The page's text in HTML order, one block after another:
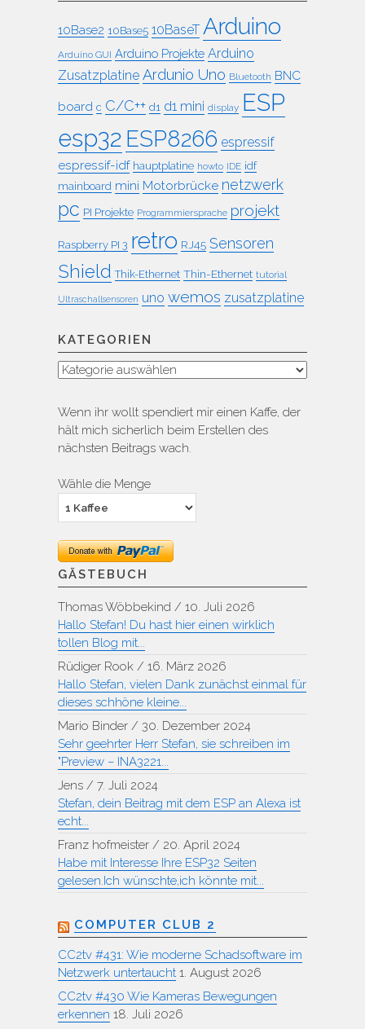
10Base2 10Base5 10BaseT Arduino
Arduino GUI Arduino Projekte Arduino
Zusatzplatine Ardunio Uno Bluetooth BNC
board c C/C++ d1 d1 mini display ESP
esp32 ESP8266 espressif
espressif-idf hauptplatine howto IDE idf
mainboard mini Motorbrücke netzwerk
pc PI Projekte Programmiersprache projekt
Raspberry PI 3 retro RJ45 Sensoren
Shield Thik-Ethernet Thin-Ethernet tutorial
Ultraschallsensoren uno wemos zusatzplatine
KATEGORIEN
Kategorien
Wenn ihr wollt spendiert mir einen Kaffe, der
hält mich sicherlich beim Erstellen des
nächsten Beitrags wach.
Wähle die Menge
GÄSTEBUCH
Thomas Wöbbekind / 10. Juli 2026
Hallo Stefan! Du hast hier einen wirklich
tollen Blog mit...
Rüdiger Rook / 16. März 2026
Hallo Stefan, vielen Dank zunächst einmal für
dieses schhöne kleine...
Mario Binder / 30. Dezember 2024
Sehr geehrter Herr Stefan, sie schreiben im
"Preview – INA3221...
Jens / 7. Juli 2024
Stefan, dein Beitrag mit dem ESP an Alexa ist
echt...
Franz hofmeister / 20. April 2024
Habe mit Interesse Ihre ESP32 Seiten
gelesen.Ich wünschte,ich könnte mit...
COMPUTER CLUB 2
CC2tv #431: Wie moderne Schadsoftware im
Netzwerk untertaucht 1. August 2026
CC2tv #430 Wie Kameras Bewegungen
erkennen 18. Juli 2026